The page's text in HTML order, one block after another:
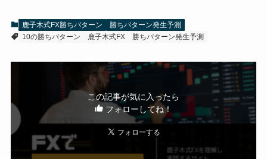
鹿子木式FX勝ちパターン
勝ちパターン発生予測
10の勝ちパターン
鹿子木式FX 勝ちパターン発生予測
この記事が気に入ったら
フォローしてね！